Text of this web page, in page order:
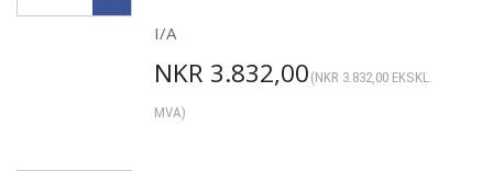
I/A
NKR 3.832,00 (NKR 3.832,00EKSKL.
MVA)